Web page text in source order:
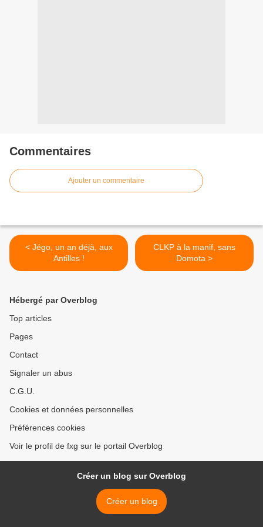
Commentaires
Ajouter un commentaire
< Jégo, un an déjà, aux
Antilles !
CLKP à la manif, sans
Domota >
Hébergé par Overblog
Top articles
Pages
Contact
Signaler un abus
C.G.U.
Cookies et données personnelles
Préférences cookies
Voir le profil de fxg sur le portail Overblog
Créer un blog sur Overblog
Créer un blog